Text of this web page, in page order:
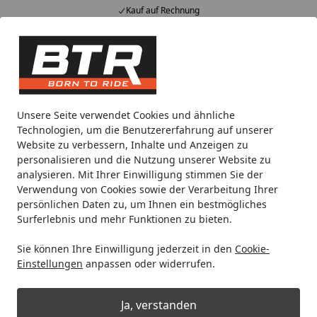
Unsere Seite verwendet Cookies und ähnliche
Technologien, um die Benutzererfahrung auf unserer
Website zu verbessern, Inhalte und Anzeigen zu
personalisieren und die Nutzung unserer Website zu
analysieren. Mit Ihrer Einwilligung stimmen Sie der
Verwendung von Cookies sowie der Verarbeitung Ihrer
persönlichen Daten zu, um Ihnen ein bestmögliches
Surferlebnis und mehr Funktionen zu bieten.
Sie können Ihre Einwilligung jederzeit in den Cookie-
Einstellungen anpassen oder widerrufen.
Ja, verstanden
Kauf auf Rechnung
Alle Produkte
Mein Konto
Suchen
Noch 2 Tage und 2 Stunden
Spare bis zu 35% auf EVOLIFT® Zentralständer
von BTR!
Startseite
Werkstatt Maschinen Bohren & Schrauben Bohrfutter
Metabo Zahnkranzbohrfutter 13
mm1/2"